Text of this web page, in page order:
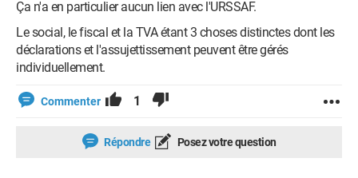
Ça n'a en particulier aucun lien avec l'URSSAF.
Le social, le fiscal et la TVA étant 3 choses distinctes dont les
déclarations et l'assujettissement peuvent être gérés
individuellement.
Commenter 1
Répondre Posez votre question